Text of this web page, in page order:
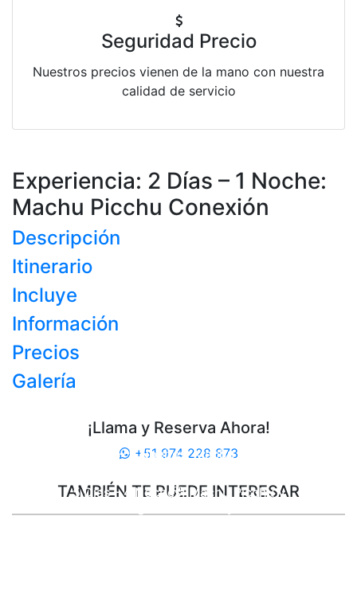
Seguridad Precio
Nuestros precios vienen de la mano con nuestra
calidad de servicio
Experiencia: 2 Días – 1 Noche:
Machu Picchu Conexión
Descripción
Itinerario
Incluye
Información
Precios
Galería
¡Llama y Reserva Ahora!
+51 974 228 873
TAMBIÉN TE PUEDE INTERESAR
6 Días – 5 Noches: Machu Picchu
5 Días – 4 Noches: Machu Picchu y